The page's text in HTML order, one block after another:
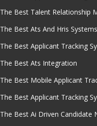
The Best Talent Relationship
The Best Ats And Hris Systems
The Best Applicant Tracking
The Best Ats Integration
The Best Mobile Applicant
The Best Applicant Tracking
The Best Ai Driven